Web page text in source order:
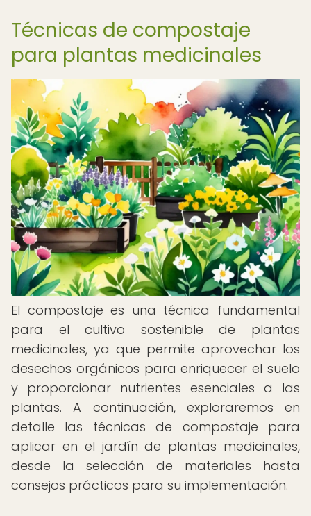
Técnicas de compostaje
para plantas medicinales
El compostaje es una técnica fundamental
para el cultivo sostenible de plantas
medicinales, ya que permite aprovechar los
desechos orgánicos para enriquecer el suelo
y proporcionar nutrientes esenciales a las
plantas. A continuación, exploraremos en
detalle las técnicas de compostaje para
aplicar en el jardín de plantas medicinales,
desde la selección de materiales hasta
consejos prácticos para su implementación.